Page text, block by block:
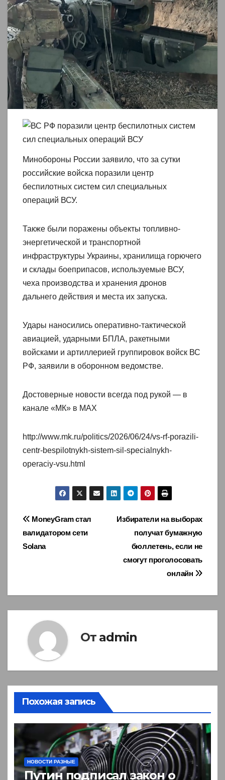
Минобороны России заявило, что за сутки
российские войска поразили центр
беспилотных систем сил специальных
операций ВСУ.
Также были поражены объекты топливно-
энергетической и транспортной
инфраструктуры Украины, хранилища горючего
и склады боеприпасов, используемые ВСУ,
чеха производства и хранения дронов
дальнего действия и места их запуска.
Удары наносились оперативно-тактической
авиацией, ударными БПЛА, ракетными
войсками и артиллерией группировок войск ВС
РФ, заявили в оборонном ведомстве.
Достоверные новости всегда под рукой — в
канале «МК» в MAX
http://www.mk.ru/politics/2026/06/24/vs-rf-porazili-
centr-bespilotnykh-sistem-sil-specialnykh-
operaciy-vsu.html
Навигация
по
Избиратели на выборах
получат бумажную
бюллетень, если не
смогут проголосовать
онлайн
MoneyGram стал
валидатором сети
Solana
От admin
Похожая запись
НОВОСТИ РАЗНЫЕ
Путин подписал закон о